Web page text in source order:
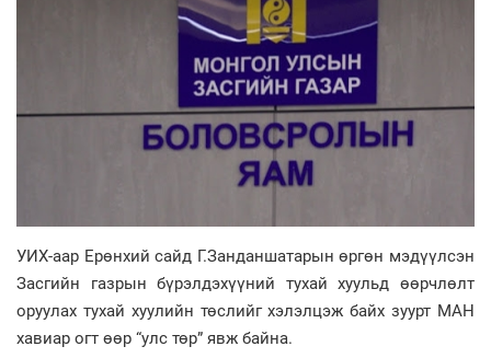
УИХ-аар Ерөнхий сайд Г.Занданшатарын өргөн мэдүүлсэн
Засгийн газрын бүрэлдэхүүний тухай хуульд өөрчлөлт
оруулах тухай хуулийн төслийг хэлэлцэж байх зуурт МАН
хавиар огт өөр “улс төр” явж байна.